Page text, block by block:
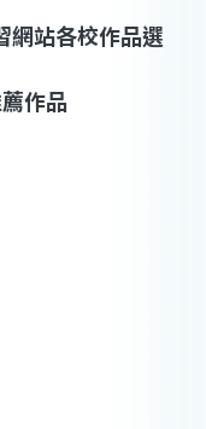
網站各校作品選
作品